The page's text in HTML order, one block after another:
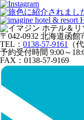
〒042-0932 北海道函
TEL： 0138-57-9161
（
予約受付時間 9:00～
FAX：0138-57-9169